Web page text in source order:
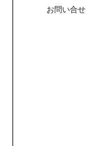
お問い合